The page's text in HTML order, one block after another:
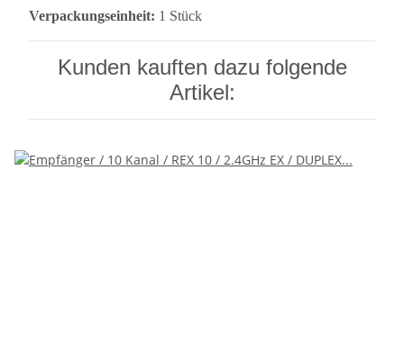
Verpackungseinheit: 1 Stück
Kunden kauften dazu folgende
Artikel: